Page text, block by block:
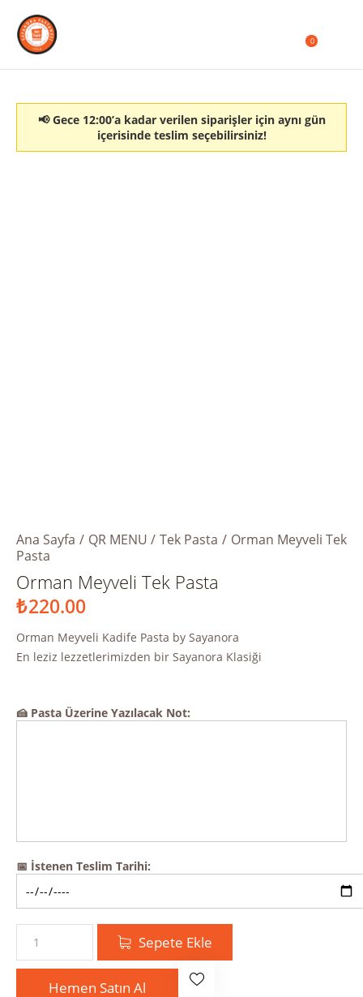
0
📢 Gece 12:00’a kadar verilen siparişler için aynı gün
içerisinde teslim seçebilirsiniz!
Ana Sayfa QR MENU Tek Pasta
Orman Meyveli Tek
Pasta
Orman Meyveli Tek Pasta
₺220.00
Orman Meyveli Kadife Pasta by Sayanora
En leziz lezzetlerimizden bir Sayanora Klasiği
🍰 Pasta Üzerine Yazılacak Not:
📅 İstenen Teslim Tarihi:
Sepete Ekle
Hemen Satın Al